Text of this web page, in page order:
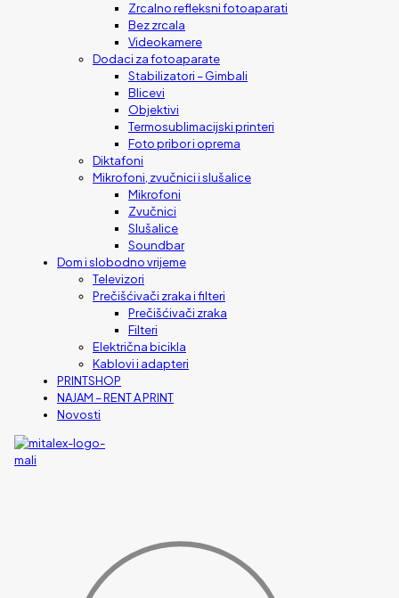
Zrcalno refleksni fotoaparati
Bez zrcala
Videokamere
Dodaci za fotoaparate
Stabilizatori – Gimbali
Blicevi
Objektivi
Termosublimacijski printeri
Foto pribor i oprema
Diktafoni
Mikrofoni, zvučnici i slušalice
Mikrofoni
Zvučnici
Slušalice
Soundbar
Dom i slobodno vrijeme
Televizori
Prečišćivači zraka i filteri
Prečišćivači zraka
Filteri
Električna bicikla
Kablovi i adapteri
PRINTSHOP
NAJAM – RENT A PRINT
Novosti